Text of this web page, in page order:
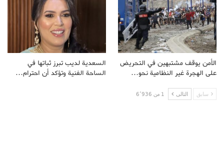
الأمن يوقف مشتبهين في التحريض
على الهجرة غير النظامية نحو…
السعدية لديب تبرز ثباتها في
الساحة الفنية وتؤكد أن احترام…
سابق التالى 1 من 6٬936